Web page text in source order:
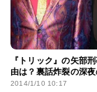
『トリック』の矢部
由は？裏話炸裂の深
2014/1/10 10:17